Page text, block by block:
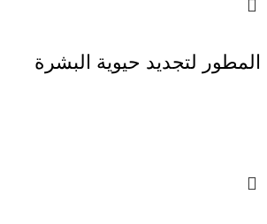
لتجديد حيوية البشرة